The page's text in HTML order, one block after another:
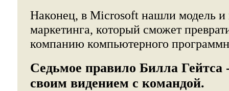
Наконец, в Microsoft нашли модель и
маркетинга, который сможет
компанию компьютерного
Седьмое правило Билла Гейтса
своим видением с командой.